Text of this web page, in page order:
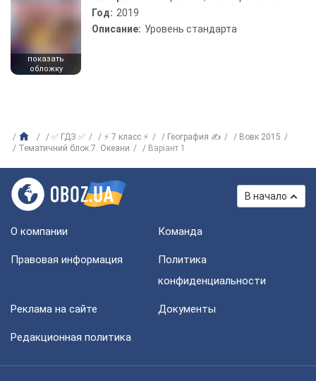
показать
обложку
Год: 2019
Описание: Уровень стандарта
✅ ГДЗ ✅ ⚡ 7 класс ⚡ География ✍
Вовк 2015
Тематичний блок 7. Океани
Варіант 1
В начало
О компании Команда
Правовая информация
Политика
конфиденциальности
Реклама на сайте Документы
Редакционная политика